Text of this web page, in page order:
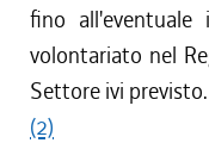
fino all'eventuale
volontariato nel
Settore ivi previsto.
(2)